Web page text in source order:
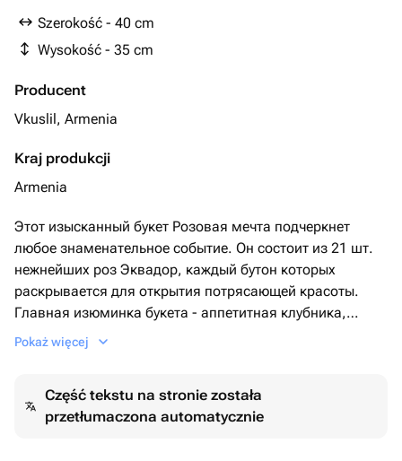
Szerokość - 40 cm
Wysokość - 35 cm
Producent
Vkuslil, Armenia
Kraj produkcji
Armenia
Этот изысканный букет Розовая мечта подчеркнет
любое знаменательное событие. Он состоит из 21 шт.
нежнейших роз Эквадор, каждый бутон которых
раскрывается для открытия потрясающей красоты.
Главная изюминка букета - аппетитная клубника,
покрытая густым слоем шоколада, в количестве 25 шт.
впечатление на любого, кто его получит.
Pokaż więcej
Część tekstu na stronie została
przetłumaczona automatycznie